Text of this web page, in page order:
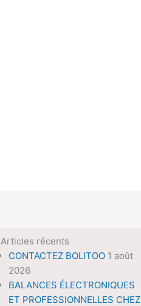
récents
CONTACTEZ BOLITOO 1 août
2026
BALANCES ÉLECTRONIQUES
ET PROFESSIONNELLES CHEZ